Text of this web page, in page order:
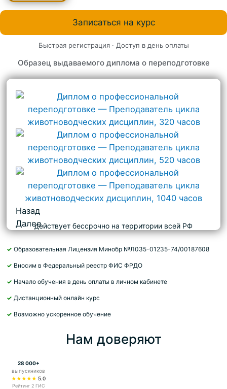
Записаться на курс
Быстрая регистрация · Доступ в день оплаты
Образец выдаваемого диплома о переподготовке
Назад
Далеедействует бессрочно на территории всей РФ
✓ Образовательная Лицензия Минобр №Л035-01235-74/00187608
✓ Вносим в Федеральный реестр ФИС ФРДО
✓ Начало обучения в день оплаты в личном кабинете
✓ Дистанционный онлайн курс
✓ Возможно ускоренное обучение
Нам доверяют
28 000+
выпускников
★★★★★ 5.0
Рейтинг 2 ГИС